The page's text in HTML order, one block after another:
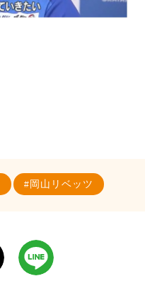
岡山リベッツ